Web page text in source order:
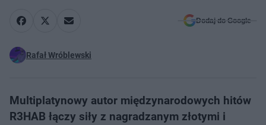
Dodaj do Google
Rafał Wróblewski
Multiplatynowy autor międzynarodowych hitów
R3HAB łączy siły z nagradzanym złotymi i